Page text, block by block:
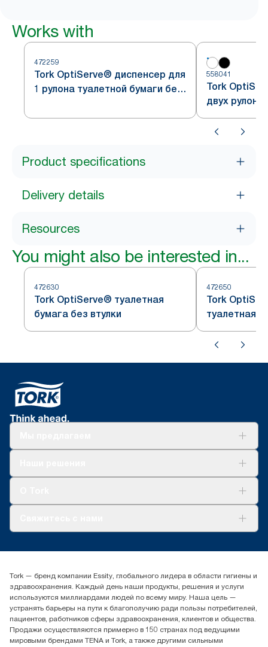
Works with
472259
Tork OptiServe® диспенсер для
1 рулона туалетной бумаги без
558041
Tork
двух
без втулки
Product specifications
Delivery details
Resources
You might also be interested in...
472630
Tork OptiServe® туалетная
бумага без втулки
472650
Tork
туалетная
(+7) 777 779 0095
Контакты на рынках СНГ
ООО «Эссити», Представительство в Казахстане Пр.
Достык, 210, 2 блок, 3 этаж,
офис №32 050051, г.
Алматы, Казахстан
Tork — бренд компании Essity, глобального лидера в области гигиены и
здравоохранения. Каждый день наши продукты, решения и услуги
используются миллиардами людей по всему миру. Наша цель —
устранять барьеры на пути к благополучию ради пользы потребителей,
пациентов, работников сферы здравоохранения, клиентов и общества.
Продажи осуществляются примерно в 150 странах под ведущими
мировыми брендами TENA и Tork, а также другими сильными